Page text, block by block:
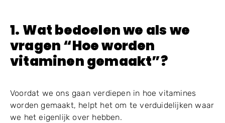
1. Wat bedoelen we als we
vragen “Hoe worden
vitaminen gemaakt”?
Voordat we ons gaan verdiepen in hoe vitamines
worden gemaakt, helpt het om te verduidelijken waar
we het eigenlijk over hebben.